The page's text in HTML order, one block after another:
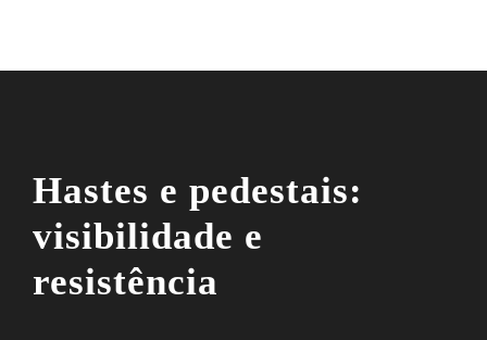
Hastes e pedestais:
visibilidade e
resistência